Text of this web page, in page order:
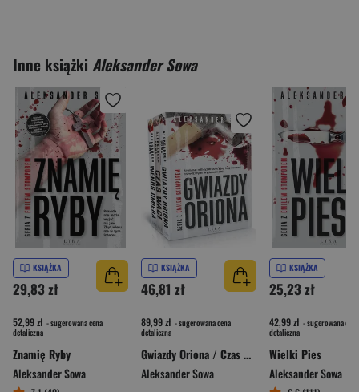
Inne książki Aleksander Sowa
KSIĄŻKA
29,83 zł
52,99 zł - sugerowana cena
detaliczna
Znamię Ryby
Aleksander Sowa
KSIĄŻKA
46,81 zł
89,99 zł - sugerowana cena
detaliczna
Gwiazdy Oriona / Czas Wagi / Wenus umiera Pakiet
Aleksander Sowa
KSIĄŻKA
25,23 zł
42,99 zł - sugerowana cena
detaliczna
Wielki Pies
Aleksander Sowa